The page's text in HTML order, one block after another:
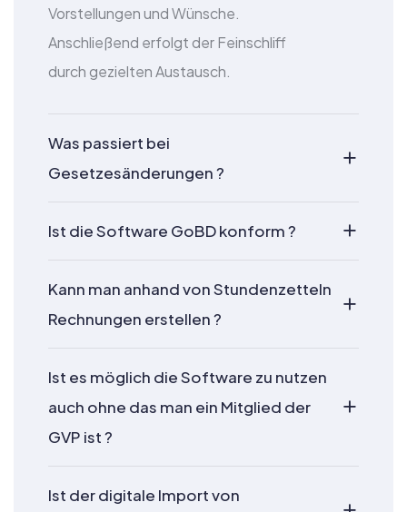
Vorstellungen und Wünsche.
Anschließend erfolgt der Feinschliff
durch gezielten Austausch.
Was passiert bei
Gesetzesänderungen ?
Ist die Software GoBD konform ?
Kann man anhand von Stundenzetteln
Rechnungen erstellen ?
Ist es möglich die Software zu nutzen
auch ohne das man ein Mitglied der
GVP ist ?
Ist der digitale Import von